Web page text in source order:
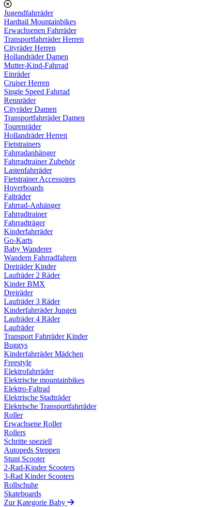
Jugendfahrräder
Hardtail Mountainbikes
Erwachsenen Fahrräder
Transportfahrräder Herren
Cityräder Herren
Hollandräder Damen
Mutter-Kind-Fahrrad
Einräder
Cruiser Herren
Single Speed Fahrrad
Rennräder
Cityräder Damen
Transportfahrräder Damen
Tourenräder
Hollandräder Herren
Fietstrainers
Fahrradanhänger
Fahrradtrainer Zubehör
Lastenfahrräder
Fietstrainer Accessoires
Hoverboards
Falträder
Fahrrad-Anhänger
Fahrradtrainer
Fahrradträger
Kinderfahrräder
Go-Karts
Baby Wanderer
Wandern Fahrradfahren
Dreiräder Kinder
Laufräder 2 Räder
Kinder BMX
Dreiräder
Laufräder 3 Räder
Kinderfahrräder Jungen
Laufräder 4 Räder
Laufräder
Transport Fahrräder Kinder
Buggys
Kinderfahrräder Mädchen
Freestyle
Elektrofahrräder
Elektrische mountainbikes
Elektro-Faltrad
Elektrische Stadträder
Elektrische Transportfahrräder
Roller
Erwachsene Roller
Rollers
Schritte speziell
Autopeds Steppen
Stunt Scooter
2-Rad-Kinder Scooters
3-Rad Kinder Scooters
Rollschuhe
Skateboards
Zur Kategorie Baby